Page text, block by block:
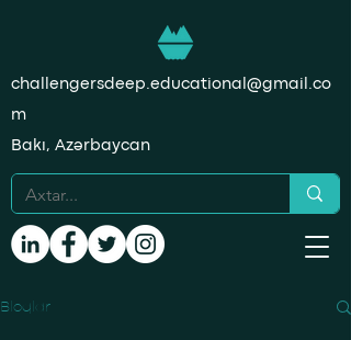
challengersdeep.educational@gmail.co
m
Bakı, Azərbaycan
Bloqlar